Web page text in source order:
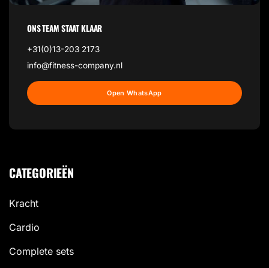
ONS TEAM STAAT KLAAR
+31(0)13-203 2173
info@fitness-company.nl
Open WhatsApp
CATEGORIEËN
Kracht
Cardio
Complete sets